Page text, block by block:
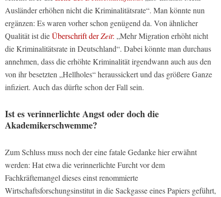
Ausländer erhöhen nicht die Kriminalitätsrate“. Man könnte nun
ergänzen: Es waren vorher schon genügend da. Von ähnlicher
Qualität ist dieÜberschrift derZeit: „Mehr Migration erhöht nicht
die Kriminalitätsrate in Deutschland“. Dabei könnte man durchaus
annehmen, dass die erhöhte Kriminalität irgendwann auch aus den
von ihr besetzten „Hellholes“ heraussickert und das größere Ganze
infiziert. Auch das dürfte schon der Fall sein.
Ist es verinnerlichte Angst oder doch die
Akademikerschwemme?
Zum Schluss muss noch der eine fatale Gedanke hier erwähnt
werden: Hat etwa die verinnerlichte Furcht vor dem
Fachkräftemangel dieses einst renommierte
Wirtschaftsforschungsinstitut in die Sackgasse eines Papiers geführt,